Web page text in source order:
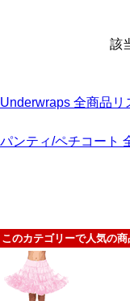
該
Underwraps 全商品リ
パンティ/ペチコート
このカテゴリーで人気の商